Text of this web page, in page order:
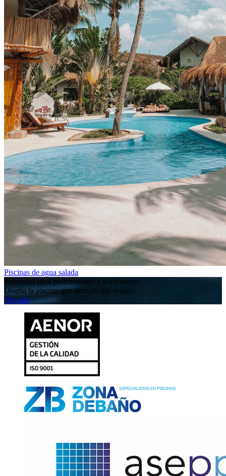
Piscinas de agua salada
Proyectos para profesionales y particulares
Diseña la piscina que siempre has soñado
Ver más